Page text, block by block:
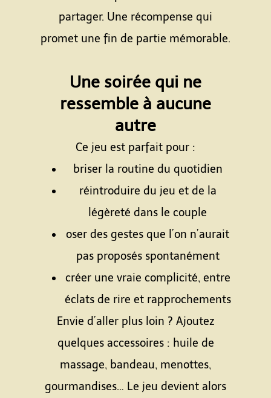
partager. Une récompense qui
promet une fin de partie mémorable.
Une soirée qui ne
ressemble à aucune
autre
Ce jeu est parfait pour :
briser la routine du quotidien
réintroduire du jeu et de la
légèreté dans le couple
oser des gestes que l’on n’aurait
pas proposés spontanément
créer une vraie complicité, entre
éclats de rire et rapprochements
Envie d’aller plus loin ? Ajoutez
quelques accessoires : huile de
massage, bandeau, menottes,
gourmandises… Le jeu devient alors